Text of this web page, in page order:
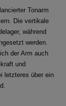
Tonarm
Die vertikale
während
werden.
der Arm auch
und
letzteres über ein